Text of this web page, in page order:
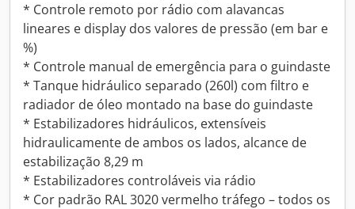
* Controle remoto por rádio com alavancas
lineares e display dos valores de pressão (em bar e
%)
* Controle manual de emergência para o guindaste
* Tanque hidráulico separado (260l) com filtro e
radiador de óleo montado na base do guindaste
* Estabilizadores hidráulicos, extensíveis
hidraulicamente de ambos os lados, alcance de
estabilização 8,29 m
* Estabilizadores controláveis via rádio
* Cor padrão RAL 3020 vermelho tráfego – todos os